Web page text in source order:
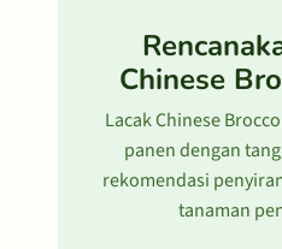
Chinese
Lacak Chinese
panen dengan
rekomendasi
tanaman